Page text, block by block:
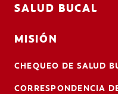
SALUD BUCAL
MISIÓN
CHEQUEO DE SALUD
CORRESPONDENCIA